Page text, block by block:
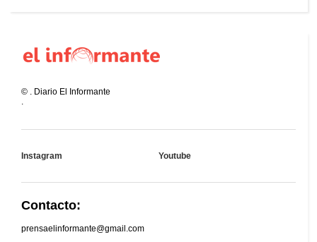
© . Diario El Informante
.
Instagram Youtube
Contacto:
prensaelinformante@gmail.com